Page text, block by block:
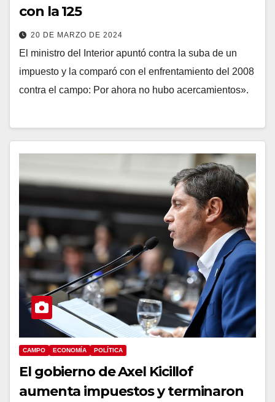
con la 125
20 DE MARZO DE 2024
El ministro del Interior apuntó contra la suba de un
impuesto y la comparó con el enfrentamiento del 2008
contra el campo: Por ahora no hubo acercamientos».
CAMPO ECONOMÍA POLÍTICA
El gobierno de Axel Kicillof
aumenta impuestos y terminaron